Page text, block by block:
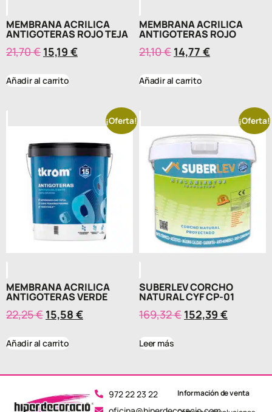
MEMBRANA ACRILICA
ANTIGOTERAS ROJO TEJA
21,70€ 15,19 €
Añadir al carrito
MEMBRANA ACRILICA
ANTIGOTERAS ROJO
21,10€ 14,77 €
Añadir al carrito
¡Oferta!
MEMBRANA ACRILICA
ANTIGOTERAS VERDE
22,25€ 15,58 €
Añadir al carrito
¡Oferta!
SUBERLEV CORCHO
NATURAL CYF CP-01
169,32€ 152,39 €
Leer más
972 22 23 22
Información de venta